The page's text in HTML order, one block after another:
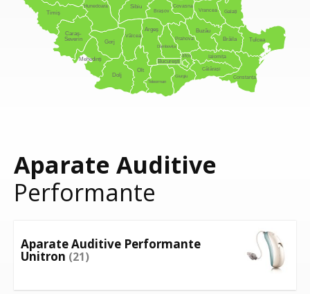
Argeș
Brașov
Brăila
București
Buzău
Caraș-
Severin
Călărași
Constanța
Covasna
Dâmbovița
Dolj
Galați
Giurgiu
Gorj
Hunedoara
Ialomița
Ilfov
Mehedinți
Olt
Prahova
Sibiu
Teleorman
Timiș
Tulcea
Vâlcea
Vrancea
Aparate Auditive
Performante
Aparate Auditive Performante
Unitron (21)